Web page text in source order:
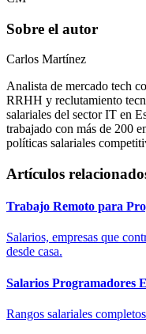
Sobre el autor
Carlos Martínez
Analista de mercado tech
RRHH y reclutamiento
salariales del sector IT en
trabajado con más de 200
políticas salariales
Artículos
Trabajo Remoto para
Salarios, empresas que
desde casa.
Salarios Programadores
Rangos salariales